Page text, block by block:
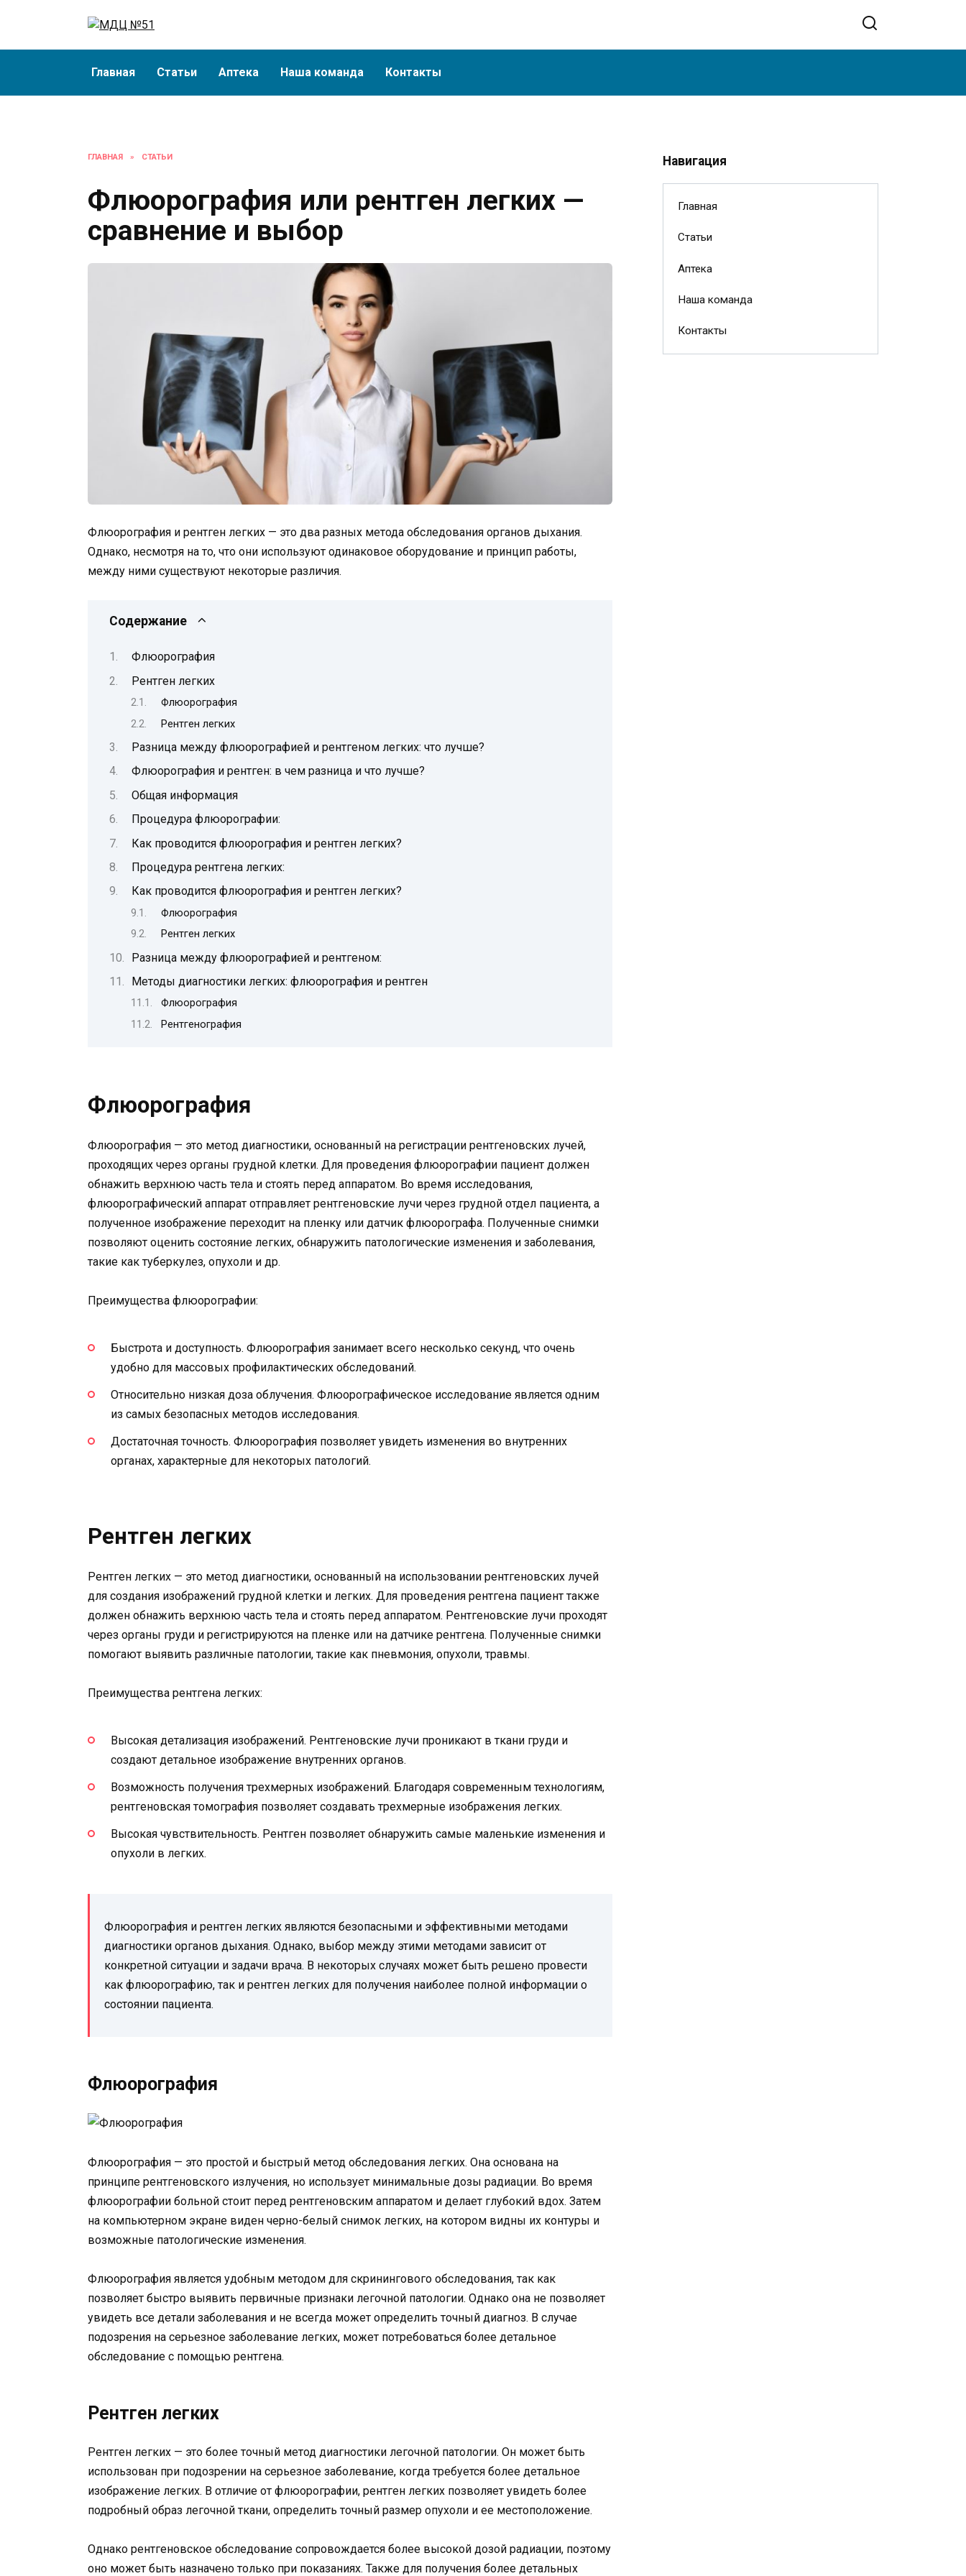
Главная Статьи Аптека Наша команда Контакты
ГЛАВНАЯ » СТАТЬИ
Флюорография или рентген легких —
сравнение и выбор
Флюорография и рентген легких — это два разных метода обследования органов дыхания.
Однако, несмотря на то, что они используют одинаковое оборудование и принцип работы,
между ними существуют некоторые различия.
Содержание
Флюорография
Рентген легких
Флюорография
Рентген легких
Разница между флюорографией и рентгеном легких: что лучше?
Флюорография и рентген: в чем разница и что лучше?
Общая информация
Процедура флюорографии:
Как проводится флюорография и рентген легких?
Процедура рентгена легких:
Как проводится флюорография и рентген легких?
Флюорография
Рентген легких
Разница между флюорографией и рентгеном:
Методы диагностики легких: флюорография и рентген
Флюорография
Рентгенография
Флюорография
Флюорография — это метод диагностики, основанный на регистрации рентгеновских лучей,
проходящих через органы грудной клетки. Для проведения флюорографии пациент должен
обнажить верхнюю часть тела и стоять перед аппаратом. Во время исследования,
флюорографический аппарат отправляет рентгеновские лучи через грудной отдел пациента, а
полученное изображение переходит на пленку или датчик флюорографа. Полученные снимки
позволяют оценить состояние легких, обнаружить патологические изменения и заболевания,
такие как туберкулез, опухоли и др.
Преимущества флюорографии:
Быстрота и доступность. Флюорография занимает всего несколько секунд, что очень
удобно для массовых профилактических обследований.
Относительно низкая доза облучения. Флюорографическое исследование является одним
из самых безопасных методов исследования.
Достаточная точность. Флюорография позволяет увидеть изменения во внутренних
органах, характерные для некоторых патологий.
Рентген легких
Рентген легких — это метод диагностики, основанный на использовании рентгеновских лучей
для создания изображений грудной клетки и легких. Для проведения рентгена пациент также
должен обнажить верхнюю часть тела и стоять перед аппаратом. Рентгеновские лучи проходят
через органы груди и регистрируются на пленке или на датчике рентгена. Полученные снимки
помогают выявить различные патологии, такие как пневмония, опухоли, травмы.
Преимущества рентгена легких:
Высокая детализация изображений. Рентгеновские лучи проникают в ткани груди и
создают детальное изображение внутренних органов.
Возможность получения трехмерных изображений. Благодаря современным технологиям,
рентгеновская томография позволяет создавать трехмерные изображения легких.
Высокая чувствительность. Рентген позволяет обнаружить самые маленькие изменения и
опухоли в легких.
Флюорография и рентген легких являются безопасными и эффективными методами
диагностики органов дыхания. Однако, выбор между этими методами зависит от
конкретной ситуации и задачи врача. В некоторых случаях может быть решено провести
как флюорографию, так и рентген легких для получения наиболее полной информации о
состоянии пациента.
Флюорография
Флюорография — это простой и быстрый метод обследования легких. Она основана на
принципе рентгеновского излучения, но использует минимальные дозы радиации. Во время
флюорографии больной стоит перед рентгеновским аппаратом и делает глубокий вдох. Затем
на компьютерном экране виден черно-белый снимок легких, на котором видны их контуры и
возможные патологические изменения.
Флюорография является удобным методом для скринингового обследования, так как
позволяет быстро выявить первичные признаки легочной патологии. Однако она не позволяет
увидеть все детали заболевания и не всегда может определить точный диагноз. В случае
подозрения на серьезное заболевание легких, может потребоваться более детальное
обследование с помощью рентгена.
Рентген легких
Рентген легких — это более точный метод диагностики легочной патологии. Он может быть
использован при подозрении на серьезное заболевание, когда требуется более детальное
изображение легких. В отличие от флюорографии, рентген легких позволяет увидеть более
подробный образ легочной ткани, определить точный размер опухоли и ее местоположение.
Однако рентгеновское обследование сопровождается более высокой дозой радиации, поэтому
оно может быть назначено только при показаниях. Также для получения более детальных
Навигация
Главная
Статьи
Аптека
Наша команда
Контакты